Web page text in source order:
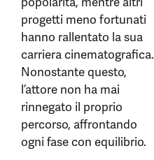
progetti meno fortunati
hanno rallentato la sua
carriera cinematografica.
Nonostante questo,
l’attore non ha mai
rinnegato il proprio
percorso, affrontando
ogni fase con equilibrio.